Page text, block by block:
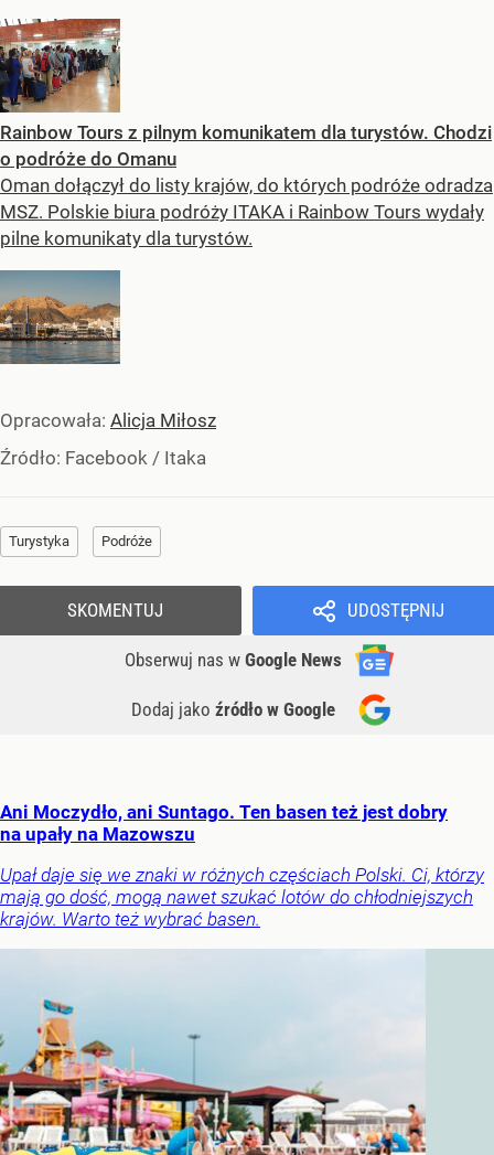
Rainbow Tours z pilnym komunikatem dla turystów. Chodzi
o podróże do Omanu
Oman dołączył do listy krajów, do których podróże odradza
MSZ. Polskie biura podróży ITAKA i Rainbow Tours wydały
pilne komunikaty dla turystów.
Opracowała: Alicja Miłosz
Źródło: Facebook / Itaka
Turystyka Podróże
UDOSTĘPNIJ
Obserwuj nas w Google News
Dodaj jako źródło w Google
SKOMENTUJ
Ani Moczydło, ani Suntago. Ten basen też jest dobry
na upały na Mazowszu
Upał daje się we znaki w różnych częściach Polski. Ci, którzy
mają go dość, mogą nawet szukać lotów do chłodniejszych
krajów. Warto też wybrać basen.